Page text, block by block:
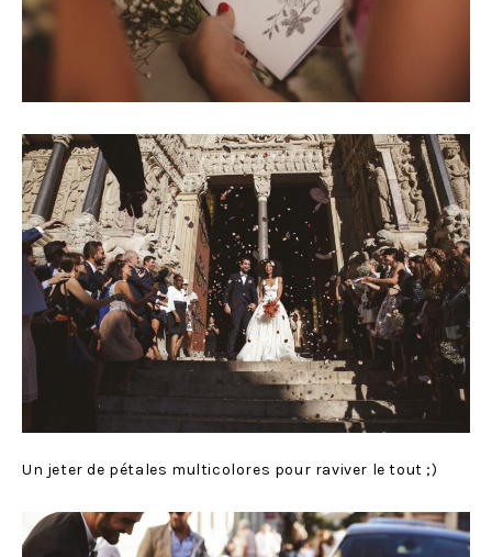
Un jeter de pétales multicolores pour raviver le tout ;)